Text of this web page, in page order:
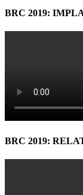
BRC 2019:
BRC 2019: